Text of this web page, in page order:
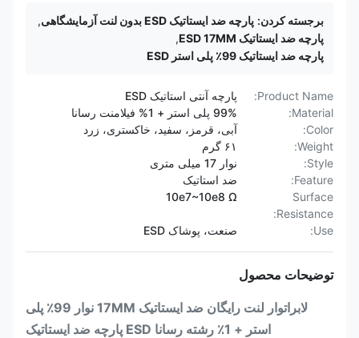
برجسته کردن: پارچه ضد ایستاتیک ESD بدون لنت آزمایشگاهی
,
پارچه ضد ایستاتیک ESD 17MM
,
پارچه ضد ایستاتیک 99٪ پلی استر ESD
Product Name:
پارچه آنتی استاتیک ESD
Material:
99% پلی استر + 1% فیلامنت رسانا
Color:
آبی، قرمز، سفید، خاکستری، زرد
Weight:
۶۱ گرم
Style:
نوار 17 میلی متری
Feature:
ضد استاتیک
Surface
Resistance:
10e7~10e8 Ω
Use: صنعت، پوشاک ESD
توضیحات محصول
لابراتوار لنت رایگان ضد ایستاتیک 17MM نوار 99٪ پلی
استر + 1٪ رشته رسانا ESD پارچه ضد ایستاتیک